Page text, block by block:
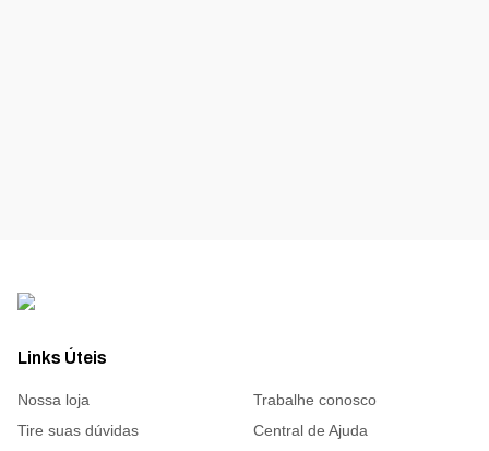
Links Úteis
Nossa loja
Trabalhe conosco
Tire suas dúvidas
Central de Ajuda